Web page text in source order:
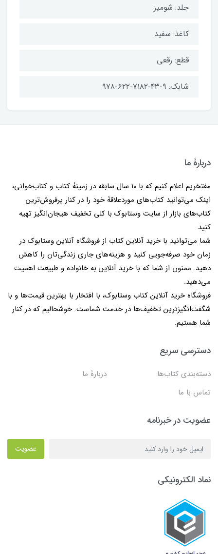
جلد: شومیز
کاغذ: سفید
قطع: رقعی
شابک: ۹-۴۳-۷۱۸۲-۶۲۲-۹۷۸
دربارۀ ما
مفتخریم اعلام کنیم که با 10 سال سابقه در زمینۀ کتاب و کتاب‌خوانی،
اینک می‌توانید کتاب‌های موردعلاقۀ خود را در کنار پرفروش‌ترین
کتاب‌های بازار از سایت وستابوک با کلی تخفیف هیجان‌انگیز تهیه
کنید.
شما می‌توانید با خرید آنلاین کتاب از فروشگاه آنلاین وستابوک در
زمان خود صرفه‌جویی کنید و هزینه‌های جاری زندگی‌تان را کاهش
دهید. ممنون از شما که با خرید آنلاین به خانواده و طبیعت اهمیت
می‌دهید.
فروشگاه خرید آنلاین کتاب وستابوک، با افتخار با بهترین قیمت‌ها و با
شگفت‌انگیزترین تخفیف‌ها در خدمت شماست. خوشحالیم که در کنار
شما هستیم.
دسترسی سریع
دسته‌بندی کتاب‌ها
دربارۀ ما
تماس با ما
عضویت در خبرنامه
عضویت
نماد الکترونیکی